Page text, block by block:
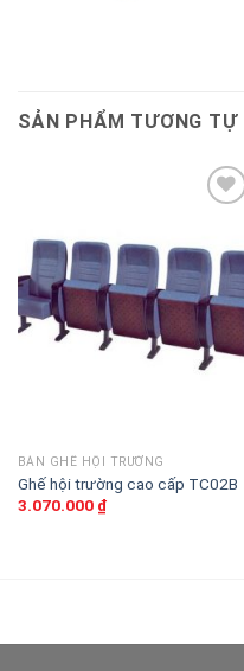
SẢN PHẨM TƯƠNG TỰ
Thêm
phẩm
yêu
thích
BÀN GHẾ HỘI TRƯỜNG
Ghế hội trường cao cấp TC02B
3.070.000 ₫